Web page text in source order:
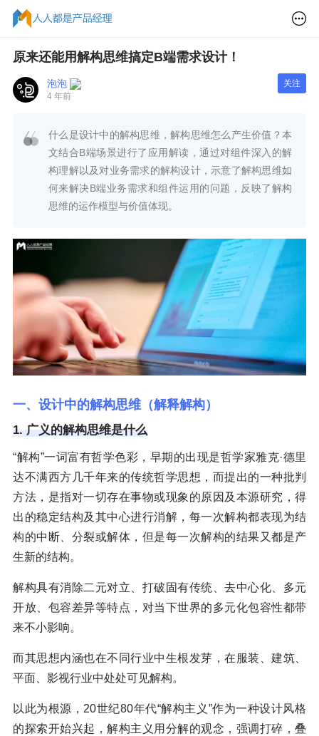
原来还能用解构思维搞定B端需求设计！
泡泡
4 年前
关注
什么是设计中的解构思维，解构思维怎么产生价值？本
文结合B端场景进行了应用解读，通过对组件深入的解
构理解以及对业务需求的解构设计，示意了解构思维如
何来解决B端业务需求和组件运用的问题，反映了解构
思维的运作模型与价值体现。
一、设计中的解构思维（解释解构）
1. 广义的解构思维是什么
“解构”一词富有哲学色彩，早期的出现是哲学家雅克·德里
达不满西方几千年来的传统哲学思想，而提出的一种批判
方法，是指对一切存在事物或现象的原因及本源研究，得
出的稳定结构及其中心进行消解，每一次解构都表现为结
构的中断、分裂或解体，但是每一次解构的结果又都是产
生新的结构。
解构具有消除二元对立、打破固有传统、去中心化、多元
开放、包容差异等特点，对当下世界的多元化包容性都带
来不小影响。
而其思想内涵也在不同行业中生根发芽，在服装、建筑、
平面、影视行业中处处可见解构。
以此为根源，20世纪80年代“解构主义”作为一种设计风格
的探索开始兴起，解构主义用分解的观念，强调打碎，叠